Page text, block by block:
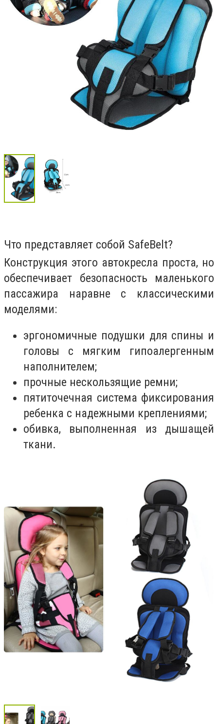
Что представляет собой SafeBelt?
Конструкция этого автокресла проста, но
обеспечивает безопасность маленького
пассажира наравне с классическими
моделями:
эргономичные подушки для спины и
головы с мягким гипоалергенным
наполнителем;
прочные нескользящие ремни;
пятиточечная система фиксирования
ребенка с надежными креплениями;
обивка, выполненная из дышащей
ткани.